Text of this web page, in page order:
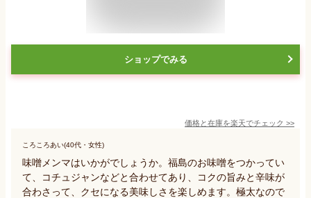
ショップでみる
価格と在庫を楽天でチェック >>
ころころあい(40代・女性)
味噌メンマはいかがでしょうか。福島のお味噌をつかってい
て、コチュジャンなどと合わせてあり、コクの旨みと辛味が
合わさって、クセになる美味しさを楽しめます。極太なので